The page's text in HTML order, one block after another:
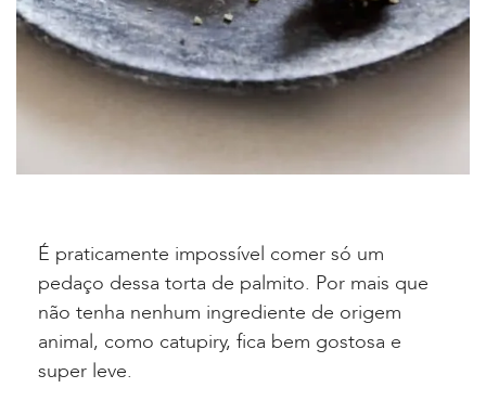
É praticamente impossível comer só um
pedaço dessa torta de palmito. Por mais que
não tenha nenhum ingrediente de origem
animal, como catupiry, fica bem gostosa e
super leve.